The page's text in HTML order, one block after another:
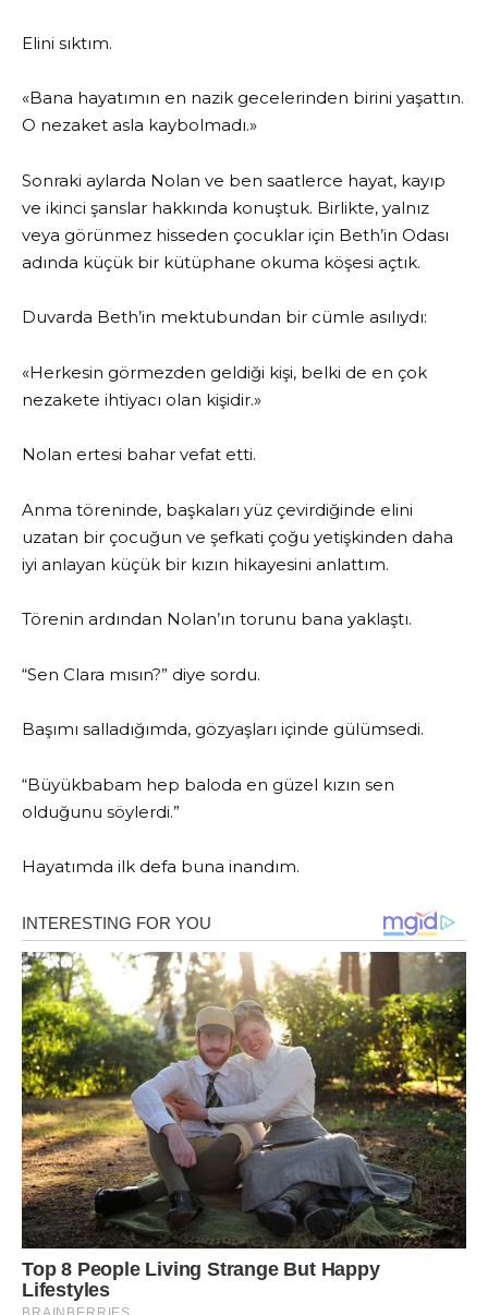
Elini sıktım.
«Bana hayatımın en nazik gecelerinden birini yaşattın.
O nezaket asla kaybolmadı.»
Sonraki aylarda Nolan ve ben saatlerce hayat, kayıp
ve ikinci şanslar hakkında konuştuk. Birlikte, yalnız
veya görünmez hisseden çocuklar için Beth’in Odası
adında küçük bir kütüphane okuma köşesi açtık.
Duvarda Beth’in mektubundan bir cümle asılıydı:
«Herkesin görmezden geldiği kişi, belki de en çok
nezakete ihtiyacı olan kişidir.»
Nolan ertesi bahar vefat etti.
Anma töreninde, başkaları yüz çevirdiğinde elini
uzatan bir çocuğun ve şefkati çoğu yetişkinden daha
iyi anlayan küçük bir kızın hikayesini anlattım.
Törenin ardından Nolan’ın torunu bana yaklaştı.
“Sen Clara mısın?” diye sordu.
Başımı salladığımda, gözyaşları içinde gülümsedi.
“Büyükbabam hep baloda en güzel kızın sen
olduğunu söylerdi.”
Hayatımda ilk defa buna inandım.